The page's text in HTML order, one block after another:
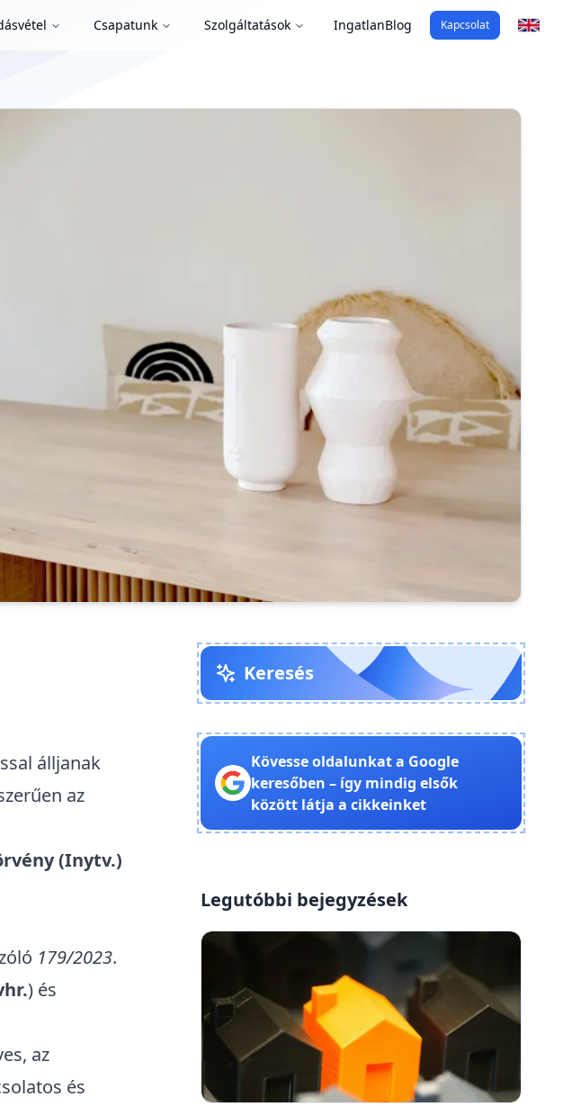
Csapatunk Szolgáltatások IngatlanBlog Kapcsolat
álljanak
az
(Inytv.)
179/2023.
) és
az
és
Keresés
Kövesse oldalunkat a Google
keresőben – így mindig elsők
között látja a cikkeinket
Legutóbbi bejegyzések